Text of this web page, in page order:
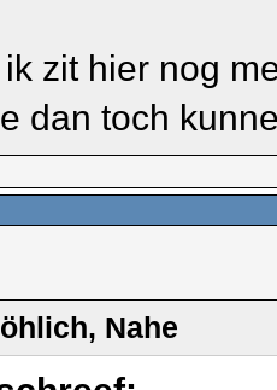
zit hier nog
dan toch
Nahe